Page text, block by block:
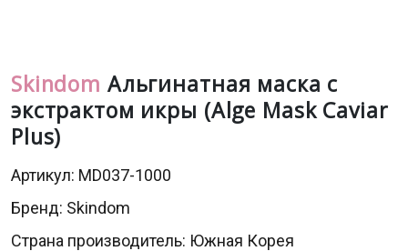
Skindom Альгинатная маска с
экстрактом икры (Alge Mask Caviar
Plus)
Артикул: MD037-1000
Бренд: Skindom
Страна производитель: Южная Корея